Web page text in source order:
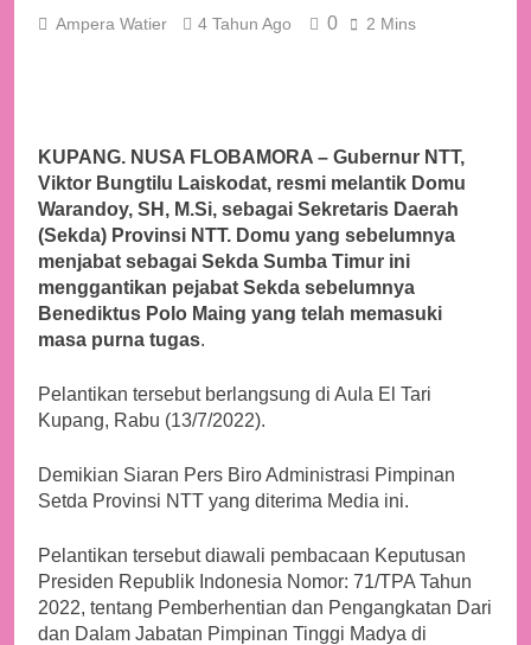
Ampera Watier 4 Tahun Ago 0 2 Mins
KUPANG. NUSA FLOBAMORA – Gubernur NTT,
Viktor Bungtilu Laiskodat, resmi melantik Domu
Warandoy, SH, M.Si, sebagai Sekretaris Daerah
(Sekda) Provinsi NTT. Domu yang sebelumnya
menjabat sebagai Sekda Sumba Timur ini
menggantikan pejabat Sekda sebelumnya
Benediktus Polo Maing yang telah memasuki
masa purna tugas.
Pelantikan tersebut berlangsung di Aula El Tari
Kupang, Rabu (13/7/2022).
Demikian Siaran Pers Biro Administrasi Pimpinan
Setda Provinsi NTT yang diterima Media ini.
Pelantikan tersebut diawali pembacaan Keputusan
Presiden Republik Indonesia Nomor: 71/TPA Tahun
2022, tentang Pemberhentian dan Pengangkatan Dari
dan Dalam Jabatan Pimpinan Tinggi Madya di